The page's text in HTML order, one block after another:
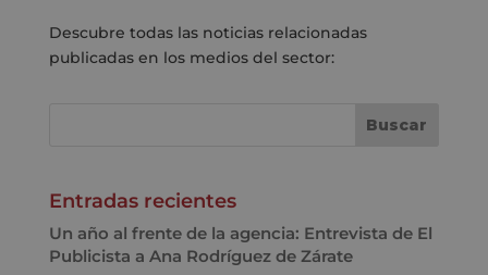
Descubre todas las noticias relacionadas
publicadas en los medios del sector:
Entradas recientes
Un año al frente de la agencia: Entrevista de El
Publicista a Ana Rodríguez de Zárate